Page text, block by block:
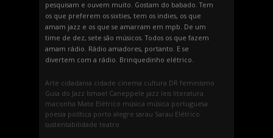
pesquisam e ouvem muito. Gostam do babado. Tem
os que preferem os sixties, tem os indies, os que
amam jazz e os que se amarram em mpb. De um
time de dez, sete são músicos. Todos os que fazem
amam rádio. Rádio amadores, portanto. E se
divertem com a rádio. Brinquedinho elétrico.
Arte cidadania cidade cinema cultura DR feminismo
Guia do Jazz Ismael Caneppele jazz leis literatura
maconha Mate Elétrico música música portuguesa
poesia política porto alegre sarau Sarau Elétrico
sustentabilidade teatro